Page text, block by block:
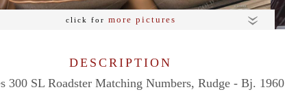
click for more pictures
DESCRIPTION
300 SL Roadster Matching Numbers, Rudge - Bj. 1960